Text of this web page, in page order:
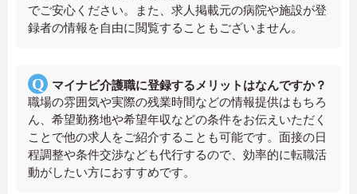
でご安心ください。また、求人掲載元の病院や施設が登
録者の情報を自由に閲覧することもございません。
マイナビ介護職に登録するメリットはなんですか？
職場の雰囲気や実際の残業時間などの情報提供はもちろ
ん、希望勤務地や希望年収などの条件をお伝えいただく
ことで他の求人をご紹介することも可能です。面接の日
程調整や条件交渉なども代行するので、効率的に転職活
動がしたい方におすすめです。